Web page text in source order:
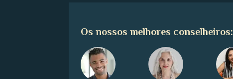
Os nossos melhores conselheiros: